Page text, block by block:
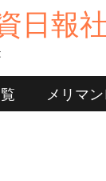
日報社
メリマ